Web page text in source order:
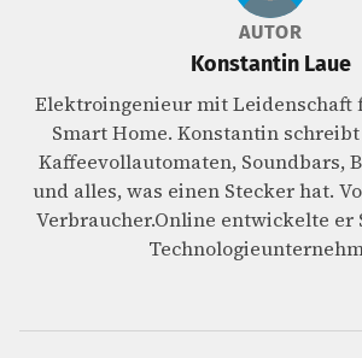
AUTOR
Konstantin Laue
Elektroingenieur mit Leidenschaft
Smart Home. Konstantin schreibt
Kaffeevollautomaten, Soundbars,
und alles, was einen Stecker hat.
Verbraucher.Online entwickelte er